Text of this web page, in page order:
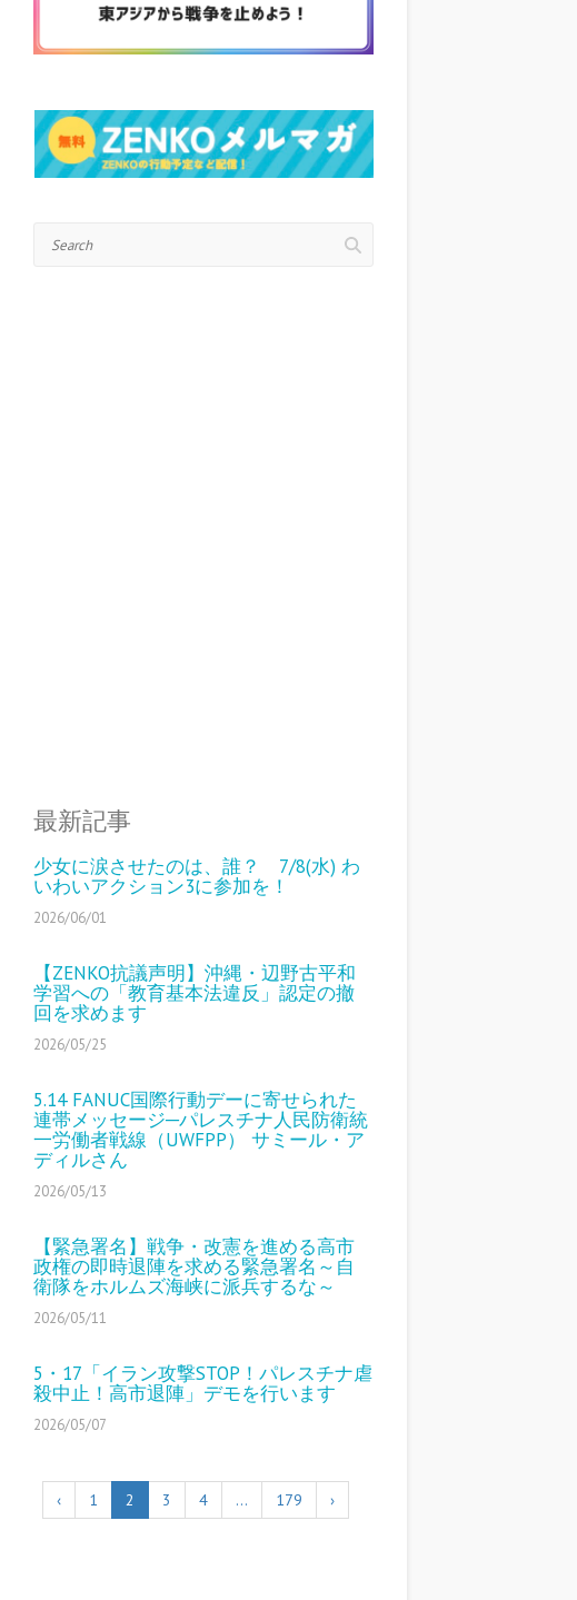
最新記事
少女に涙させたのは、誰？ 7/8(水) わ
いわいアクション3に参加を！
2026/06/01
【ZENKO抗議声明】沖縄・辺野古平和
学習への「教育基本法違反」認定の撤
回を求めます
2026/05/25
5.14 FANUC国際行動デーに寄せられた
連帯メッセージ─パレスチナ人民防衛統
一労働者戦線（UWFPP） サミール・ア
ディルさん
2026/05/13
【緊急署名】戦争・改憲を進める高市
政権の即時退陣を求める緊急署名～自
衛隊をホルムズ海峡に派兵するな～
2026/05/11
5・17「イラン攻撃STOP！パレスチナ虐
殺中止！高市退陣」デモを行います
2026/05/07
‹ 1 2 3 4 … 179 ›